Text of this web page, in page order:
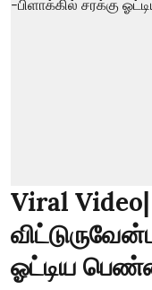
Viral Video|
ஓட்டிய